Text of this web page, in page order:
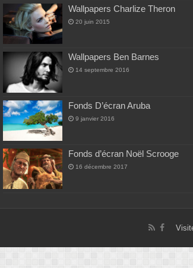
Wallpapers Charlize Theron
20 juin 2015
Wallpapers Ben Barnes
14 septembre 2016
Fonds D’écran Aruba
9 janvier 2016
Fonds d’écran Noël Scrooge
16 décembre 2017